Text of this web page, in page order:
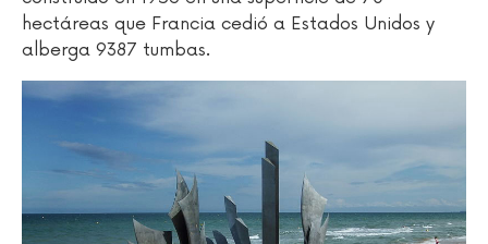
hectáreas que Francia cedió a Estados Unidos y
alberga 9387 tumbas.